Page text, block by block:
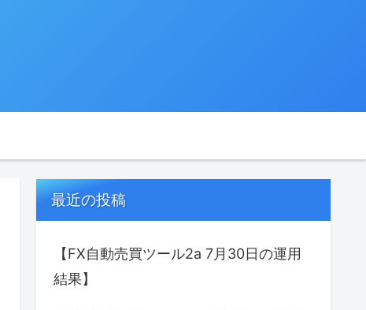
最近の投稿
【FX自動売買ツール2a 7月30日の運用
結果】